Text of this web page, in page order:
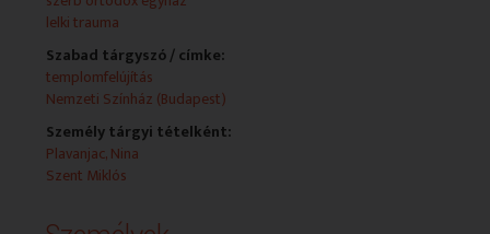
dokumentumfilm-blokkok, valamint a kulturális és
szórakoztató jellegű témák.
lelki trauma
Szabad tárgyszó / címke:
templomfelújítás
Nemzeti Színház (Budapest)
Személy tárgyi tételként:
Plavanjac, Nina
Szent Miklós